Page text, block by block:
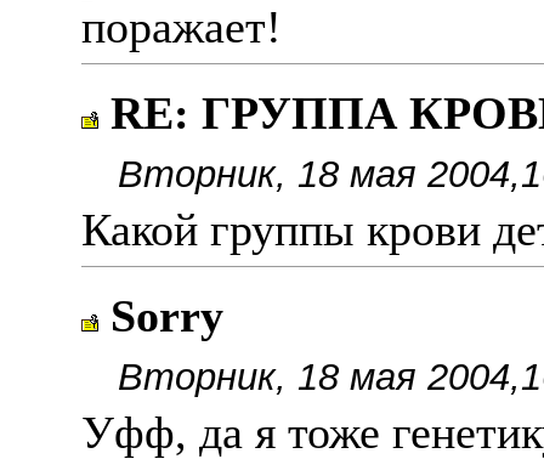
поражает!
RE: ГРУППА
Вторник, 18 мая
Какой группы крови
Sorry
Вторник, 18 мая
Уфф, да я тоже